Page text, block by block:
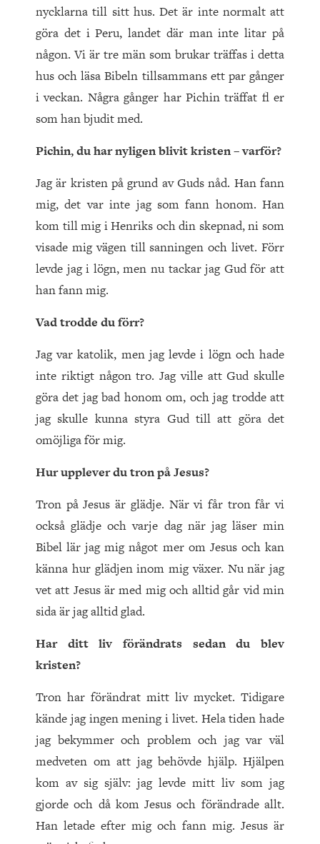
nycklarna till sitt hus. Det är inte normalt att
göra det i Peru, landet där man inte litar på
någon. Vi är tre män som brukar träffas i detta
hus och läsa Bibeln tillsammans ett par gånger
i veckan. Några gånger har Pichin träffat fl er
som han bjudit med.
Pichin, du har nyligen blivit kristen – varför?
Jag är kristen på grund av Guds nåd. Han fann
mig, det var inte jag som fann honom. Han
kom till mig i Henriks och din skepnad, ni som
visade mig vägen till sanningen och livet. Förr
levde jag i lögn, men nu tackar jag Gud för att
han fann mig.
Vad trodde du förr?
Jag var katolik, men jag levde i lögn och hade
inte riktigt någon tro. Jag ville att Gud skulle
göra det jag bad honom om, och jag trodde att
jag skulle kunna styra Gud till att göra det
omöjliga för mig.
Hur upplever du tron på Jesus?
Tron på Jesus är glädje. När vi får tron får vi
också glädje och varje dag när jag läser min
Bibel lär jag mig något mer om Jesus och kan
känna hur glädjen inom mig växer. Nu när jag
vet att Jesus är med mig och alltid går vid min
sida är jag alltid glad.
Har ditt liv förändrats sedan du blev
kristen?
Tron har förändrat mitt liv mycket. Tidigare
kände jag ingen mening i livet. Hela tiden hade
jag bekymmer och problem och jag var väl
medveten om att jag behövde hjälp. Hjälpen
kom av sig själv: jag levde mitt liv som jag
gjorde och då kom Jesus och förändrade allt.
Han letade efter mig och fann mig. Jesus är